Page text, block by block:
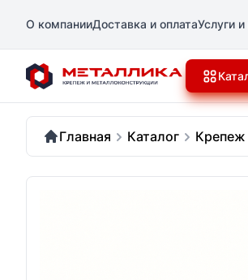
О компанииДоставка и оплатаУслуги
Главная Каталог Крепеж